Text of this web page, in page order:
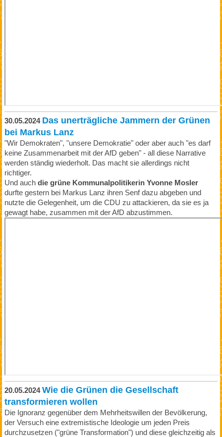
30.05.2024 Das unerträgliche Jammern der Grünen
bei Markus Lanz
"Wir Demokraten", "unsere Demokratie" oder aber auch "es darf
keine Zusammenarbeit mit der AfD geben" - all diese Narrative
werden ständig wiederholt. Das macht sie allerdings nicht
richtiger.
Und auch die grüne Kommunalpolitikerin Yvonne Mosler
durfte gestern bei Markus Lanz ihren Senf dazu abgeben und
nutzte die Gelegenheit, um die CDU zu attackieren, da sie es ja
gewagt habe, zusammen mit der AfD abzustimmen.
20.05.2024Wie die Grünen die Gesellschaft
transformieren wollen
Die Ignoranz gegenüber dem Mehrheitswillen der Bevölkerung,
der Versuch eine extremistische Ideologie um jeden Preis
durchzusetzen ("grüne Transformation") und diese gleichzeitig als